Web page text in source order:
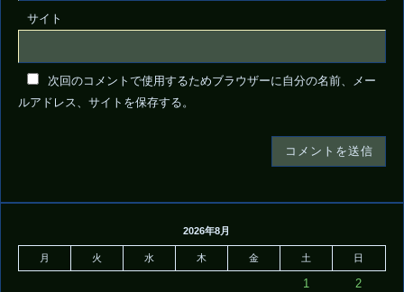
サイト
次回のコメントで使用するためブラウザーに自分の名前、メー
ルアドレス、サイトを保存する。
2026年8月
月 火 水 木 金 土 日
1 2